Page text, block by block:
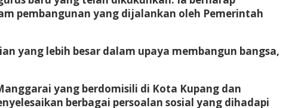
pembangunan yang dijalankan oleh Pemerintah
yang lebih besar dalam upaya membangun bangsa,
yang berdomisili di Kota Kupang dan
berbagai persoalan sosial yang dihadapi